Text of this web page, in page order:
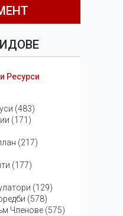
Ресурси
(483)
(171)
(217)
(177)
(129)
(578)
Членове (575)